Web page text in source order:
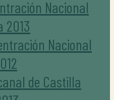
Nacional
2013
Nacional
de Castilla